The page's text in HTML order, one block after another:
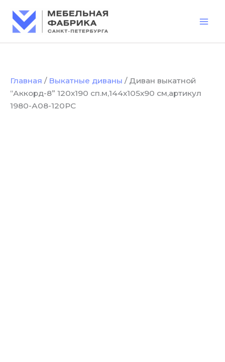
содержимому
Главная / Выкатные диваны / Диван выкатной
“Аккорд-8” 120х190 сп.м,144х105х90 см,артикул
1980-А08-120РС
товара
Диван
выкатной
“Аккорд-8”
см,артикул
1980-
А08-
120РС